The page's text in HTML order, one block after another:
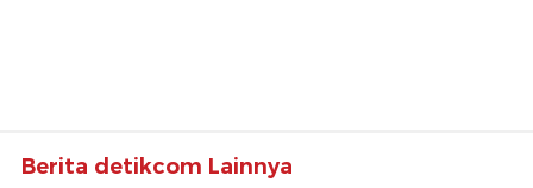
Berita detikcom Lainnya